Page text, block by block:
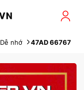
Dễ nhớ 47AD 66767